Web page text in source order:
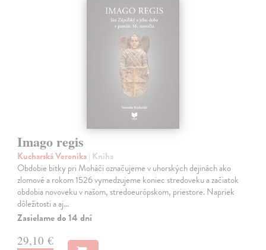
Imago regis
Kucharská Veronika| Kniha
Obdobie bitky pri Moháči označujeme v uhorských dejinách ako
zlomové a rokom 1526 vymedzujeme koniec stredoveku a začiatok
obdobia novoveku v našom, stredoeurópskom, priestore. Napriek
dôležitosti a aj…
Zasielame do 14 dní
29,10 €